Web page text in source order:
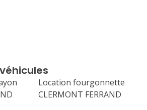
25 26
Location fourgonnette
CLERMONT FERRAND